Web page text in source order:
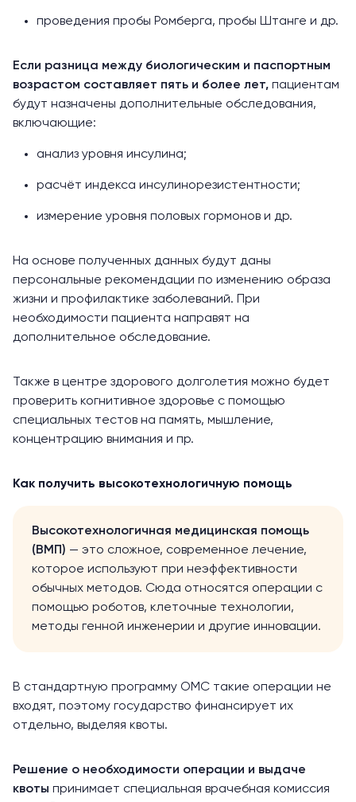
проведения пробы Ромберга, пробы Штанге и др.
Если разница между биологическим и паспортным
возрастом составляет пять и более лет, пациентам
будут назначены дополнительные обследования,
включающие:
анализ уровня инсулина;
расчёт индекса инсулинорезистентности;
измерение уровня половых гормонов и др.
На основе полученных данных будут даны
персональные рекомендации по изменению образа
жизни и профилактике заболеваний. При
необходимости пациента направят на
дополнительное обследование.
Также в центре здорового долголетия можно будет
проверить когнитивное здоровье с помощью
специальных тестов на память, мышление,
концентрацию внимания и пр.
Как получить высокотехнологичную помощь
Высокотехнологичная медицинская помощь
(ВМП) — это сложное, современное лечение,
которое используют при неэффективности
обычных методов. Сюда относятся операции с
помощью роботов, клеточные технологии,
методы генной инженерии и другие инновации.
В стандартную программу ОМС такие операции не
входят, поэтому государство финансирует их
отдельно, выделяя квоты.
Решение о необходимости операции и выдаче
квоты принимает специальная врачебная комиссия